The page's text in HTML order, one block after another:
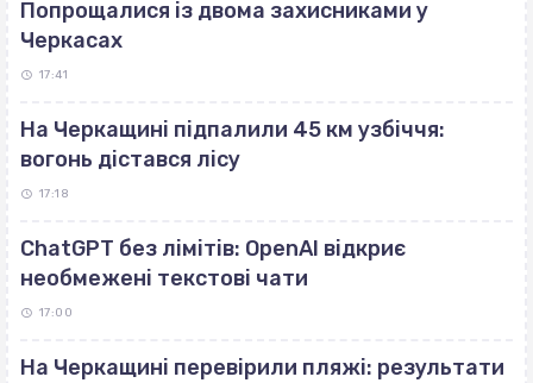
Попрощалися із двома захисниками у
Черкасах
17:41
На Черкащині підпалили 45 км узбіччя:
вогонь дістався лісу
17:18
ChatGPT без лімітів: OpenAI відкриє
необмежені текстові чати
17:00
На Черкащині перевірили пляжі: результати